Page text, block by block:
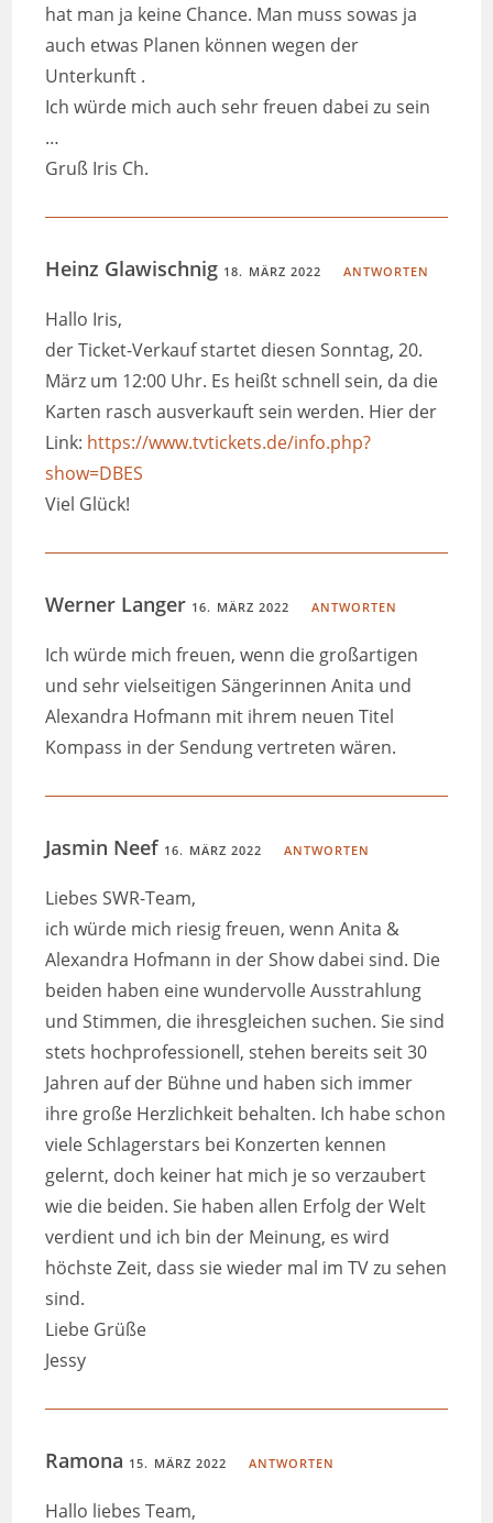
hat man ja keine Chance. Man muss sowas ja
auch etwas Planen können wegen der
Unterkunft .
Ich würde mich auch sehr freuen dabei zu sein
…
Gruß Iris Ch.
Heinz Glawischnig 18. MÄRZ 2022 ANTWORTEN
Hallo Iris,
der Ticket-Verkauf startet diesen Sonntag, 20.
März um 12:00 Uhr. Es heißt schnell sein, da die
Karten rasch ausverkauft sein werden. Hier der
Link: https://www.tvtickets.de/info.php?
show=DBES
Viel Glück!
Werner Langer 16. MÄRZ 2022 ANTWORTEN
Ich würde mich freuen, wenn die großartigen
und sehr vielseitigen Sängerinnen Anita und
Alexandra Hofmann mit ihrem neuen Titel
Kompass in der Sendung vertreten wären.
Jasmin Neef 16. MÄRZ 2022 ANTWORTEN
Liebes SWR-Team,
ich würde mich riesig freuen, wenn Anita &
Alexandra Hofmann in der Show dabei sind. Die
beiden haben eine wundervolle Ausstrahlung
und Stimmen, die ihresgleichen suchen. Sie sind
stets hochprofessionell, stehen bereits seit 30
Jahren auf der Bühne und haben sich immer
ihre große Herzlichkeit behalten. Ich habe schon
viele Schlagerstars bei Konzerten kennen
gelernt, doch keiner hat mich je so verzaubert
wie die beiden. Sie haben allen Erfolg der Welt
verdient und ich bin der Meinung, es wird
höchste Zeit, dass sie wieder mal im TV zu sehen
sind.
Liebe Grüße
Jessy
Ramona 15. MÄRZ 2022 ANTWORTEN
Hallo liebes Team,